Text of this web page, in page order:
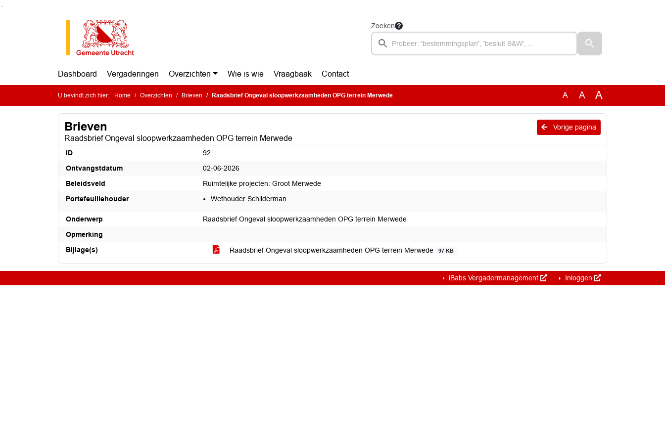
Zoeken
Dashboard Vergaderingen Overzichten Wie is wie Vraagbaak Contact
U bevindt zich hier: Home Overzichten Brieven Raadsbrief Ongeval sloopwerkzaamheden OPG terrein Merwede A A A
Vorige pagina
Brieven
Raadsbrief Ongeval sloopwerkzaamheden OPG terrein Merwede
ID
92
Ontvangstdatum
02-06-2026
Beleidsveld
Ruimtelijke projecten: Groot Merwede
Portefeuillehouder
Wethouder Schilderman
Onderwerp
Raadsbrief Ongeval sloopwerkzaamheden OPG terrein Merwede
Opmerking
Bijlage(s)
Raadsbrief Ongeval sloopwerkzaamheden OPG terrein Merwede 97 KB
iBabs Vergadermanagement Inloggen